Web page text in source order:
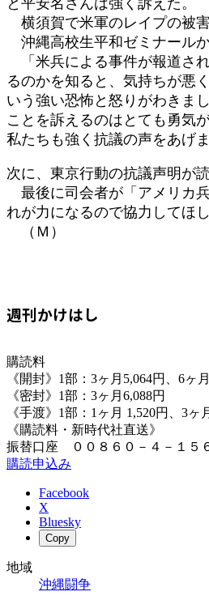
横須賀で米軍のレイプの被
沖縄高校生平和ゼミナール
「米兵による事件が報道さ
るのかを知ると、気持ちが悪
いう強い恐怖と怒りがわきま
ことを訴えるのはとても勇気
私たちも強く抗議の声をあげ
次に、東京行動の抗議声明が
最後に司会者が「アメリカ
れが力になるので協力してほ
（Ｍ）
週刊かけはし
購読料
《開封》1部：3ヶ月5,064円、6
《密封》1部：3ヶ月6,088円
《手渡》1部：1ヶ月 1,520円、3ヶ
《購読料・新時代社直送》
振替口座 ００８６０－４－１
購読申込み
Facebook
X
Bluesky
Copy
地域
沖縄闘争